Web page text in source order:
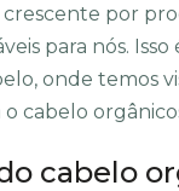
por
para nós.
onde temos
cabelo
cabelo